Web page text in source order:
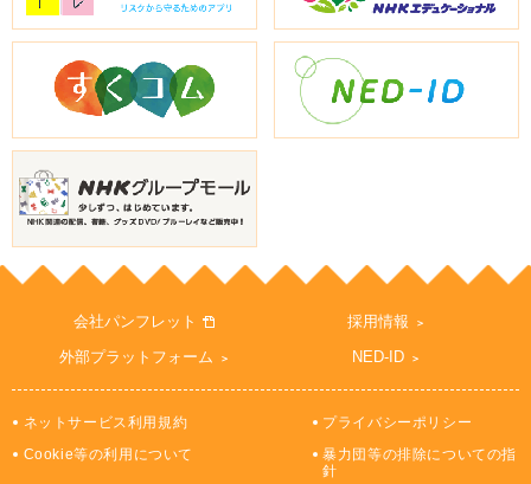
会社パンフレット
採用情報
外部プラットフォーム
NED-ID
ネットサービス利用規約
プライバシーポリシー
Cookie等の利用について
暴力団等の排除についての指
針